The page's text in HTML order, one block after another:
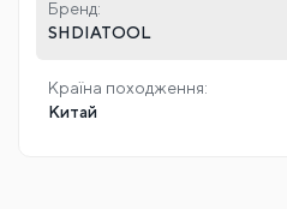
Бренд:
SHDIATOOL
Країна походження:
Китай